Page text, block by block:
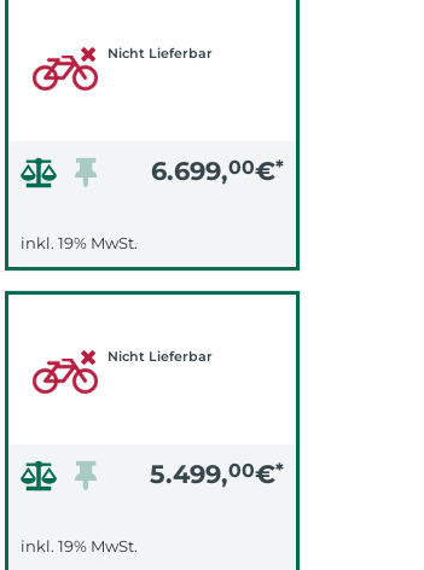
Nicht Lieferbar
6.699,00€*
inkl. 19% MwSt.
Nicht Lieferbar
5.499,00€*
inkl. 19% MwSt.